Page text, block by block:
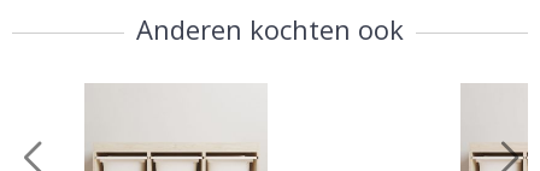
Anderen kochten ook